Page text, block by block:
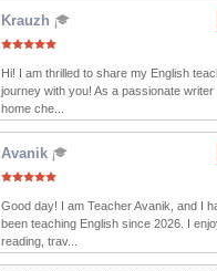
Krauzh
Hi! I am thrilled to share my English
journey with you! As a passionate writer
home che...
Avanik
Good day! I am Teacher Avanik, and I
been teaching English since 2026. I
reading, trav...